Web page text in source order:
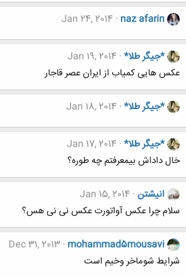
naz afarin
Jan 24, 2014
*جیگر طلا* Jan 19, 2014
عکس هایی کمیاب از ایران عصر قاجار
*جیگر طلا* Jan 18, 2014
*جیگر طلا* Jan 17, 2014
خال داداش بیمعرفتم چه طوره؟
انیشتن Jan 15, 2014
سلام چرا عکس آواتورت عکس نی نی هس؟
mohammad5mousavi
Dec 31, 2013
شرایط شوماخر وخیم است